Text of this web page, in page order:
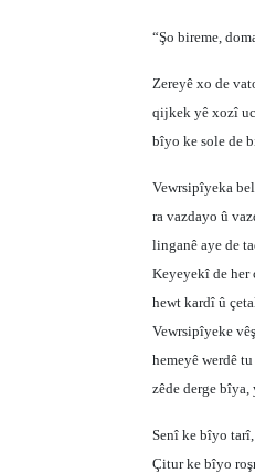
“Şo bireme,
Zereyê xo de
qijkek yê xozî
bîyo ke sole de
Vewrsipîyeka
ra vazdayo û
linganê aye de
Keyeyekî de her
hewt kardî û
Vewrsipîyeke
hemeyê werdê
zêde derge
Senî ke bîyo
Çitur ke bîyo